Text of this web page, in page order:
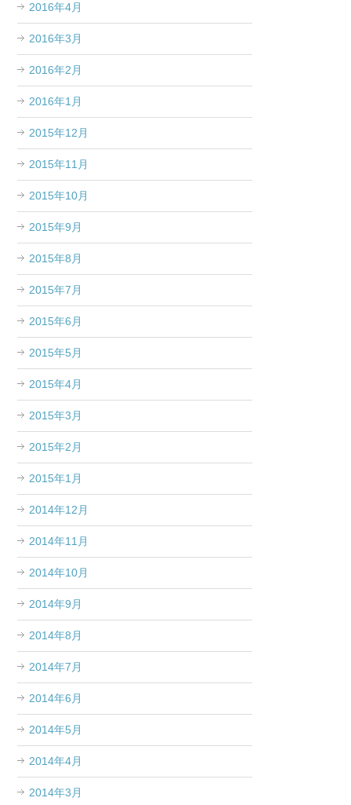
2016年4月
2016年3月
2016年2月
2016年1月
2015年12月
2015年11月
2015年10月
2015年9月
2015年8月
2015年7月
2015年6月
2015年5月
2015年4月
2015年3月
2015年2月
2015年1月
2014年12月
2014年11月
2014年10月
2014年9月
2014年8月
2014年7月
2014年6月
2014年5月
2014年4月
2014年3月